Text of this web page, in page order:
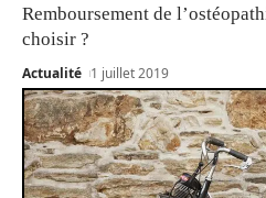
Remboursement de
choisir ?
Actualité 1 juillet 2019